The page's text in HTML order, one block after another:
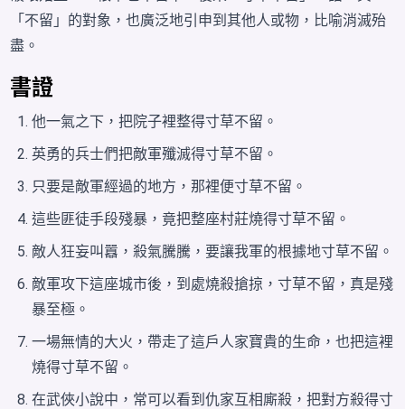
「 不留 」的對象 ，也廣泛地引申到其他人或物，比喻消滅殆
盡。
書證
他一氣之下，把院子裡整得寸草不留。
英勇的兵士們把敵軍殲滅得寸草不留。
只要是敵軍經過的地方，那裡便寸草不留。
這些匪徒手段殘暴，竟把整座村莊燒得寸草不留。
敵人狂妄叫囂，殺氣騰騰，要讓我軍的根據地寸草不留。
敵軍攻下這座城市後，到處燒殺搶掠，寸草不留，真是殘
暴至極。
一場無情的大火，帶走了這戶人家寶貴的生命，也把這裡
燒得寸草不留。
在武俠小說中，常可以看到仇家互相廝殺，把對方殺得寸